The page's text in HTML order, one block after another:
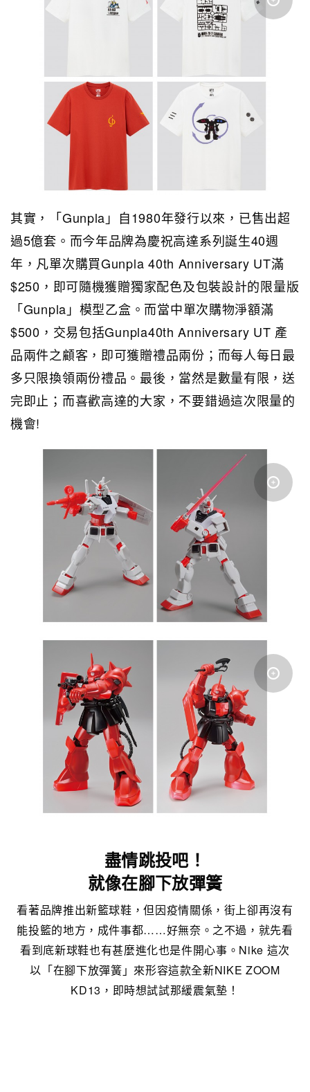
其實，「Gunpla」自1980年發行以來，已售出超
過5億套。而今年品牌為慶祝高達系列誕生40週
年，凡單次購買Gunpla 40th Anniversary UT滿
$250，即可隨機獲贈獨家配色及包裝設計的限量版
「Gunpla」模型乙盒。而當中單次購物淨額滿
$500，交易包括Gunpla40th Anniversary UT 產
品兩件之顧客，即可獲贈禮品兩份；而每人每日最
多只限換領兩份禮品。最後，當然是數量有限，送
完即止；而喜歡高達的大家，不要錯過這次限量的
機會!
盡情跳投吧！
就像在腳下放彈簧
看著品牌推出新籃球鞋，但因疫情關係，街上卻再沒有
能投籃的地方，成件事都……好無奈。之不過，就先看
看到底新球鞋也有甚麼進化也是件開心事。Nike 這次
以「在腳下放彈簧」來形容這款全新NIKE ZOOM
KD13，即時想試試那緩震氣墊！